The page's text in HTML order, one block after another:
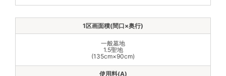
一般墓地
1.5聖地
(135cm×90cm)